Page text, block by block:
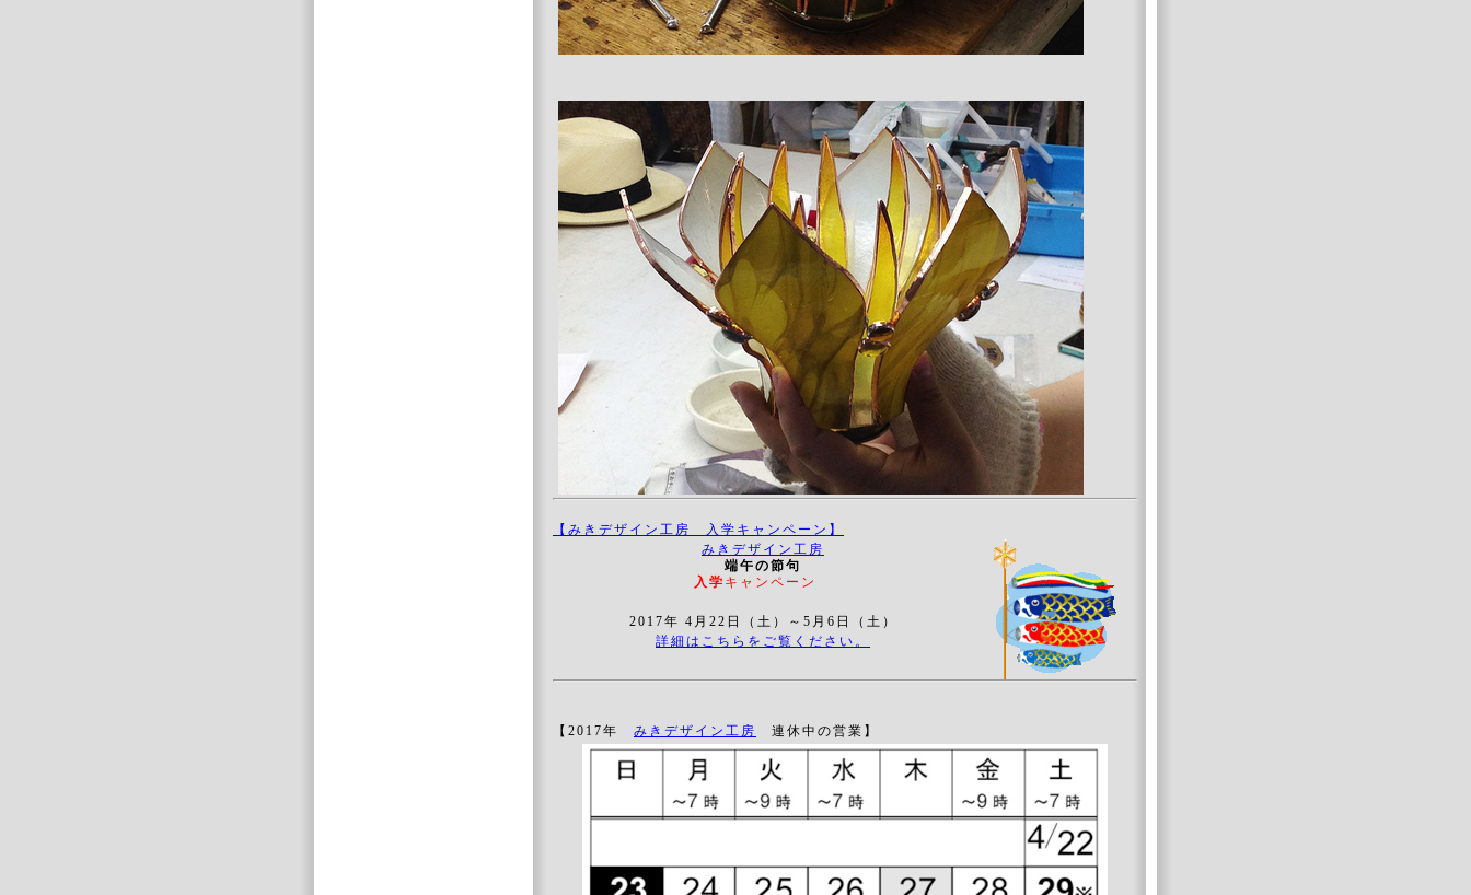
【みきデザイン工房 入学キャンペーン】
みきデザイン工房
端午の節句
入学 キャンペーン
2017年 4月22日（土）～5月6日（土）
詳細はこちらをご覧ください。
【2017年 みきデザイン工房 連休中の営業】